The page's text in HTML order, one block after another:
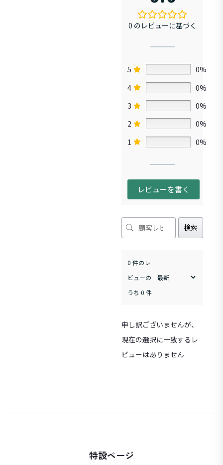
0 のレビューに基づく
5
0%
4
0%
3
0%
2
0%
1
0%
レビューを書く
検索
0 件のレ
ビューの
うち 0 件
申し訳ございませんが、
現在の選択に一致するレ
ビューはありません
特設ページ